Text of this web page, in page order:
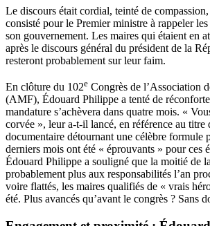
Le discours était cordial, teinté de
consisté pour le Premier ministre à rappeler
son gouvernement. Les maires qui étaient en
après le discours général du président de la
resteront probablement sur leur faim.
En clôture du 102e Congrès de l’Association
(AMF), Édouard Philippe a tenté de
mandature s’achèvera dans quatre mois. «
corvée », leur a-t-il lancé, en référence au titre
documentaire détournant une célèbre formule
derniers mois ont été « éprouvants » pour ces
Édouard Philippe a souligné que la moitié de
probablement plus aux responsabilités l’an
voire flattés, les maires qualifiés de « vrais
été. Plus avancés qu’avant le congrès ? Sans